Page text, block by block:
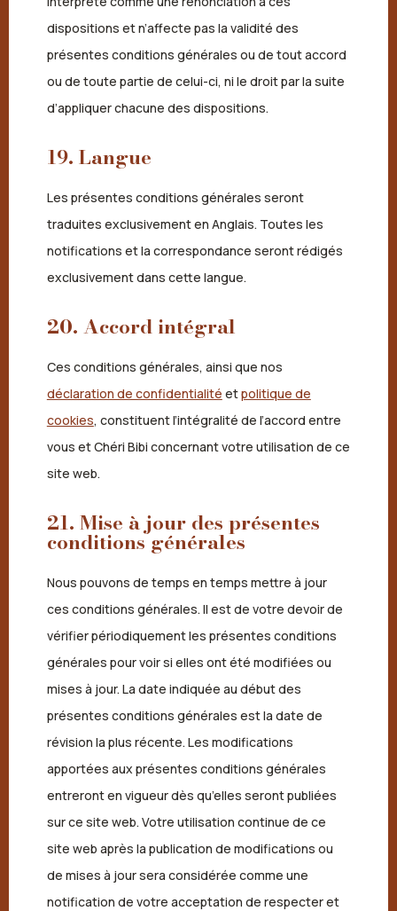
dispositions et n’affecte pas la validité des
présentes conditions générales ou de tout accord
ou de toute partie de celui-ci, ni le droit par la suite
d’appliquer chacune des dispositions.
19. Langue
Les présentes conditions générales seront
traduites exclusivement en Anglais. Toutes les
notifications et la correspondance seront rédigés
exclusivement dans cette langue.
20. Accord intégral
Ces conditions générales, ainsi que nos
déclaration de confidentialité etpolitique de
cookies, constituent l’intégralité de l’accord entre
vous et Chéri Bibi concernant votre utilisation de ce
site web.
21. Mise à jour des présentes
conditions générales
Nous pouvons de temps en temps mettre à jour
ces conditions générales. Il est de votre devoir de
vérifier périodiquement les présentes conditions
générales pour voir si elles ont été modifiées ou
mises à jour. La date indiquée au début des
présentes conditions générales est la date de
révision la plus récente. Les modifications
apportées aux présentes conditions générales
entreront en vigueur dès qu’elles seront publiées
sur ce site web. Votre utilisation continue de ce
site web après la publication de modifications ou
de mises à jour sera considérée comme une
notification de votre acceptation de respecter et